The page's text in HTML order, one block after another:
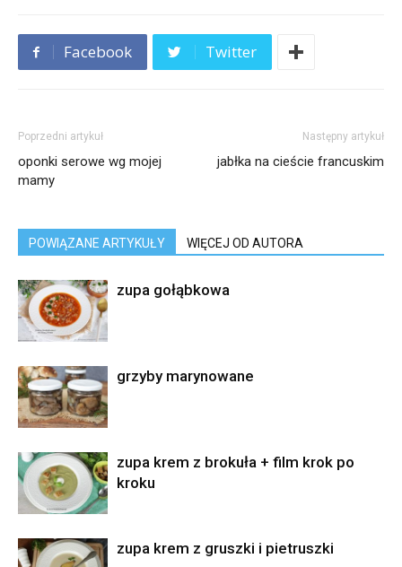
Facebook Twitter
Poprzedni artykuł
oponki serowe wg mojej
mamy
Następny artykuł
jabłka na cieście francuskim
POWIĄZANE ARTYKUŁY WIĘCEJ OD AUTORA
zupa gołąbkowa
grzyby marynowane
zupa krem z brokuła + film krok po
kroku
zupa krem z gruszki i pietruszki